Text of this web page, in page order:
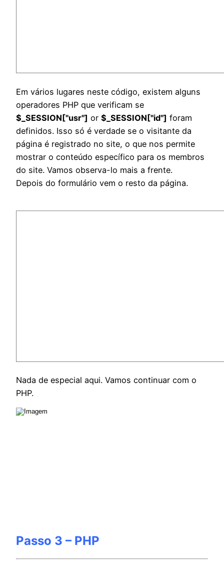
Em vários lugares neste código, existem alguns
operadores PHP que verificam se
$_SESSION["usr"] or $_SESSION["id"] foram
definidos. Isso só é verdade se o visitante da
página é registrado no site, o que nos permite
mostrar o conteúdo específico para os membros
do site. Vamos observa-lo mais a frente.
Depois do formulário vem o resto da página.
Nada de especial aqui. Vamos continuar com o
PHP.
Passo 3 – PHP